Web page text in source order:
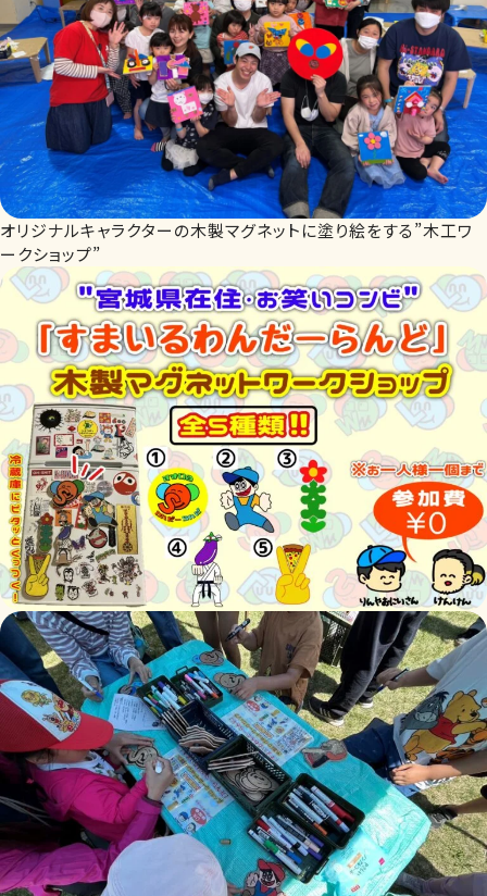
オリジナルキャラクターの木製マグネットに塗り絵をする”木工ワ
ークショップ”